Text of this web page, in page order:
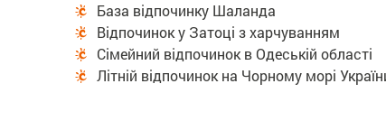
База відпочинку Шаланда
Відпочинок у Затоці з харчуванням
Сімейний відпочинок в Одеській області
Літній відпочинок на Чорному морі